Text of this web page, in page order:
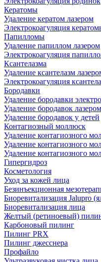
Кератомы
Удаление кератом лазером
Электрокоагуляция
Папилломы
Удаление папиллом лазером
Электрокоагуляция
Ксантелазма
Удаление ксантелазм
Электрокоагуляция
Бородавки
Удаление бородавки
Удаление бородавок лазером
Удаление бородавок у детей
Контагиозный моллюск
Удаление контагиозного
Удаление контагиозного
Удаление контагиозного
Гипергидроз
Косметология
Уход за кожей лица
Безинъекционная
Биоревитализация Jalupro
Биоревитализация лица
Желтый (ретиноевый)
Карбоновый пилинг
Пилинг PRX
Пилинг джесснера
Профайло